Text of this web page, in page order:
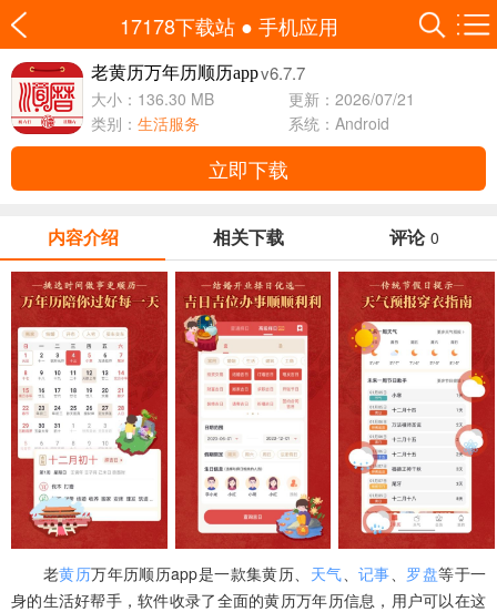
17178下载站 ● 手机应用
老黄历万年历顺历appv6.7.7
大小：136.30 MB
更新：2026/07/21
类别： 生活服务 系统：Android
立即下载
内容介绍 相关下载 评论 0
老黄历万年历顺历app是一款集黄历、 天气、记事、 罗盘等于一
身的生活好帮手，软件收录了全面的黄历万年历信息，用户可以在这